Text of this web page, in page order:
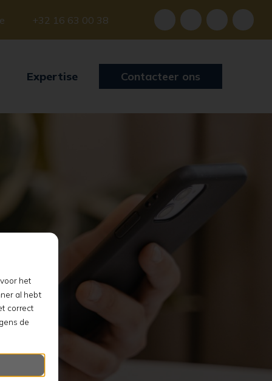
+32 16 63 00 38
Expertise Contacteer ons
het
al hebt
correct
de